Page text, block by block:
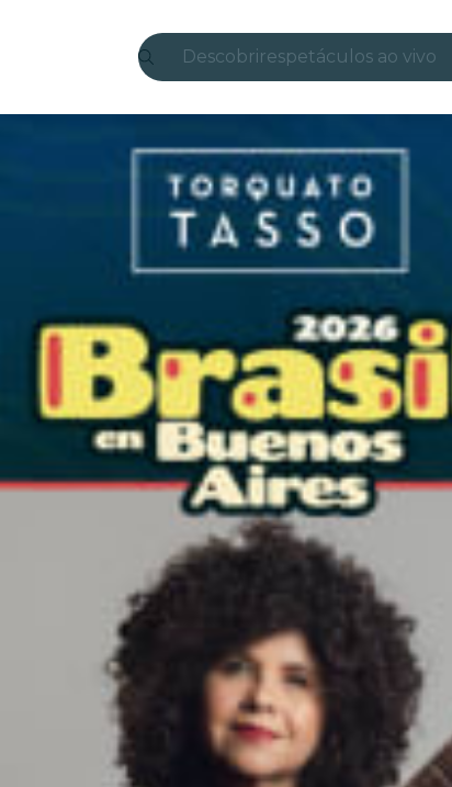
Descobrirespetáculos ao vivo
Candlelight
Londres
experiências e cidades
exposições
Seul
city tours
shows
restaurantes